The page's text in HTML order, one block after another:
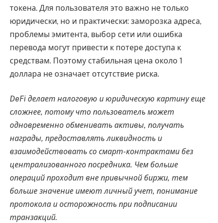
токена. Для пользователя это важно не только
юридически, но и практически: заморозка адреса,
проблемы эмитента, выбор сети или ошибка
перевода могут привести к потере доступа к
средствам. Поэтому стабильная цена около 1
доллара не означает отсутствие риска.
DeFi делает налоговую и юридическую картину еще
сложнее, потому что пользователь может
одновременно обменивать активы, получать
награды, предоставлять ликвидность и
взаимодействовать со смарт-контрактами без
централизованного посредника. Чем больше
операций проходит вне привычной биржи, тем
больше значение имеют личный учет, понимание
протокола и осторожность при подписании
транзакций.